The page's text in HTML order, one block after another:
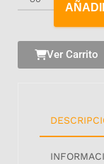
Ver Carrito